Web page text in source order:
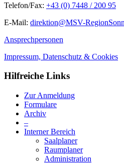
Telefon/Fax: +43 (0) 7448 / 200 95
E-Mail: direktion@MSV-
Ansprechpersonen
Impressum, Datenschutz & Cookies
Hilfreiche Links
Zur Anmeldung
Formulare
Archiv
–
Interner Bereich
Saalplaner
Raumplaner
Administration